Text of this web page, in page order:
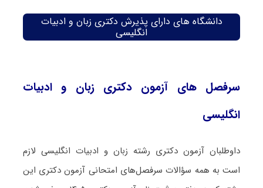
دانشگاه های دارای پذیرش دکتری زبان و ادبیات
انگلیسی
سرفصل های آزمون دکتری زبان و ادبیات
انگلیسی
داوطلبان آزمون دکتری رشته زبان و ادبیات انگلیسی لازم
است به همه سؤالات سرفصل‌های امتحانی آزمون دکتری این